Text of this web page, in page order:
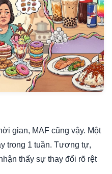
gian, MAF cũng vậy. Một
trong 1 tuần. Tương tự,
thấy sự thay đổi rõ rệt